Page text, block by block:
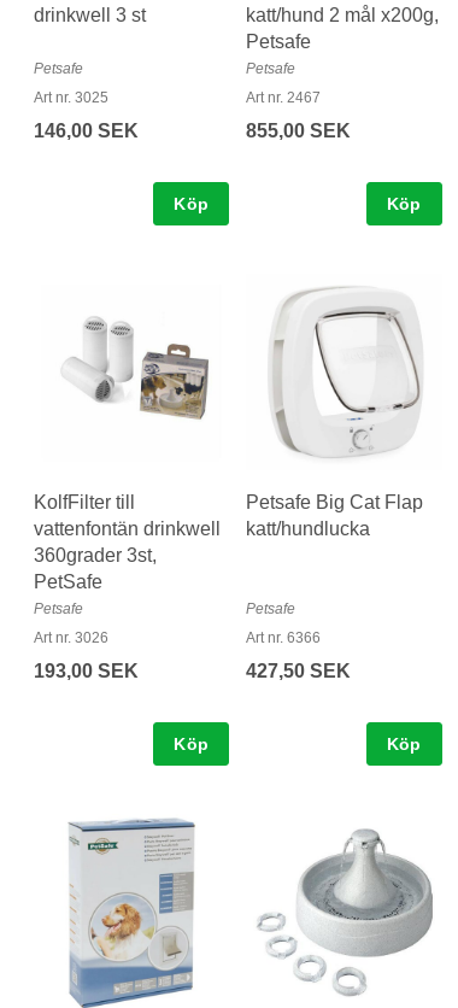
drinkwell 3 st
Petsafe
Art nr. 3025
146,00 SEK
Köp
katt/hund 2 mål x200g,
Petsafe
Petsafe
Art nr. 2467
855,00 SEK
Köp
KolfFilter till
vattenfontän drinkwell
360grader 3st,
PetSafe
Petsafe
Art nr. 3026
193,00 SEK
Köp
Petsafe Big Cat Flap
katt/hundlucka
Petsafe
Art nr. 6366
427,50 SEK
Köp